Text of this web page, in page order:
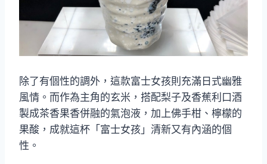
除了有個性的調外，這款富士女孩則充滿日式幽雅
風情。而作為主角的玄米，搭配梨子及香蕉利口酒
製成茶香果香併融的氣泡液，加上佛手柑、檸檬的
果酸，成就這杯「富士女孩」清新又有內涵的個
性。